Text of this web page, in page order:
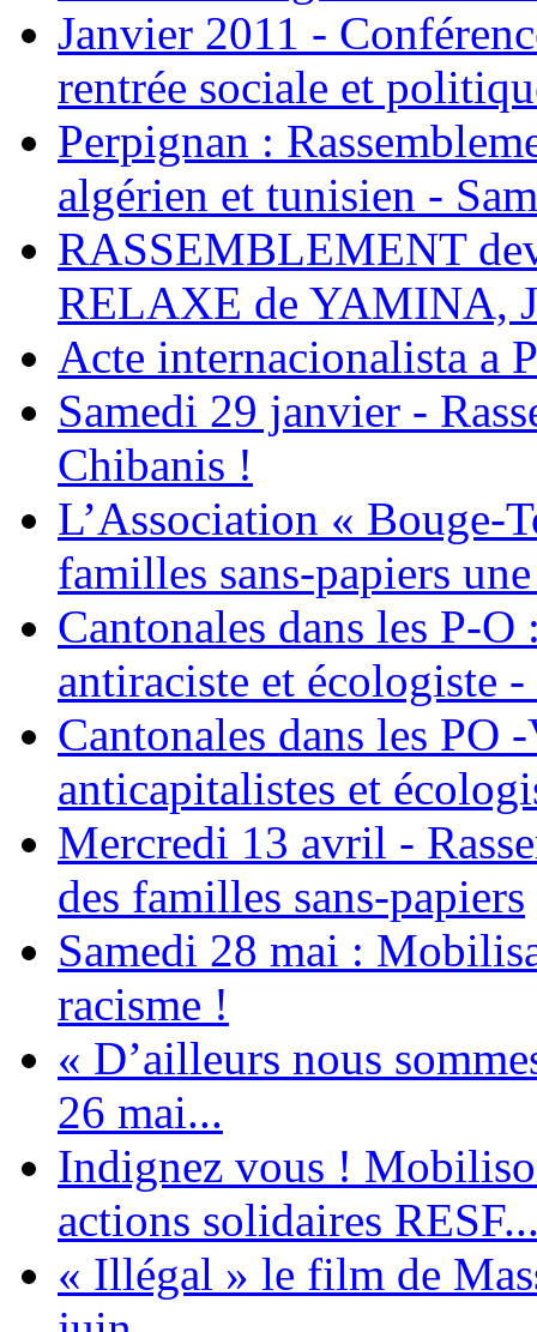
Janvier 2011 -
rentrée sociale et
Perpignan :
algérien et tunisien -
RASSEMBLEMENT
RELAXE de YAMINA,
Acte internacionalista a
Samedi 29 janvier -
Chibanis !
L’Association « Bouge-
familles sans-papiers
Cantonales dans les P-
antiraciste et écologiste
Cantonales dans les PO
anticapitalistes et
Mercredi 13 avril -
des familles sans-papiers
Samedi 28 mai :
racisme !
« D’ailleurs nous
26 mai...
Indignez vous !
actions solidaires
« Illégal » le film de